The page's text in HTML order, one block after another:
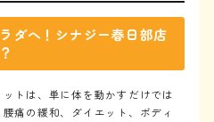
TOP
トップ
us
について
ダへ！シナジー春日部店
ットは、単に体を動かすだけでは
痛の緩和、ダイエット、ボディ